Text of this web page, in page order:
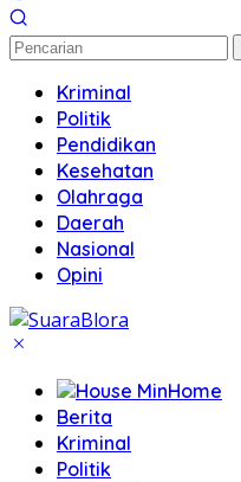
Kriminal
Politik
Pendidikan
Kesehatan
Olahraga
Daerah
Nasional
Opini
Home
Berita
Kriminal
Politik